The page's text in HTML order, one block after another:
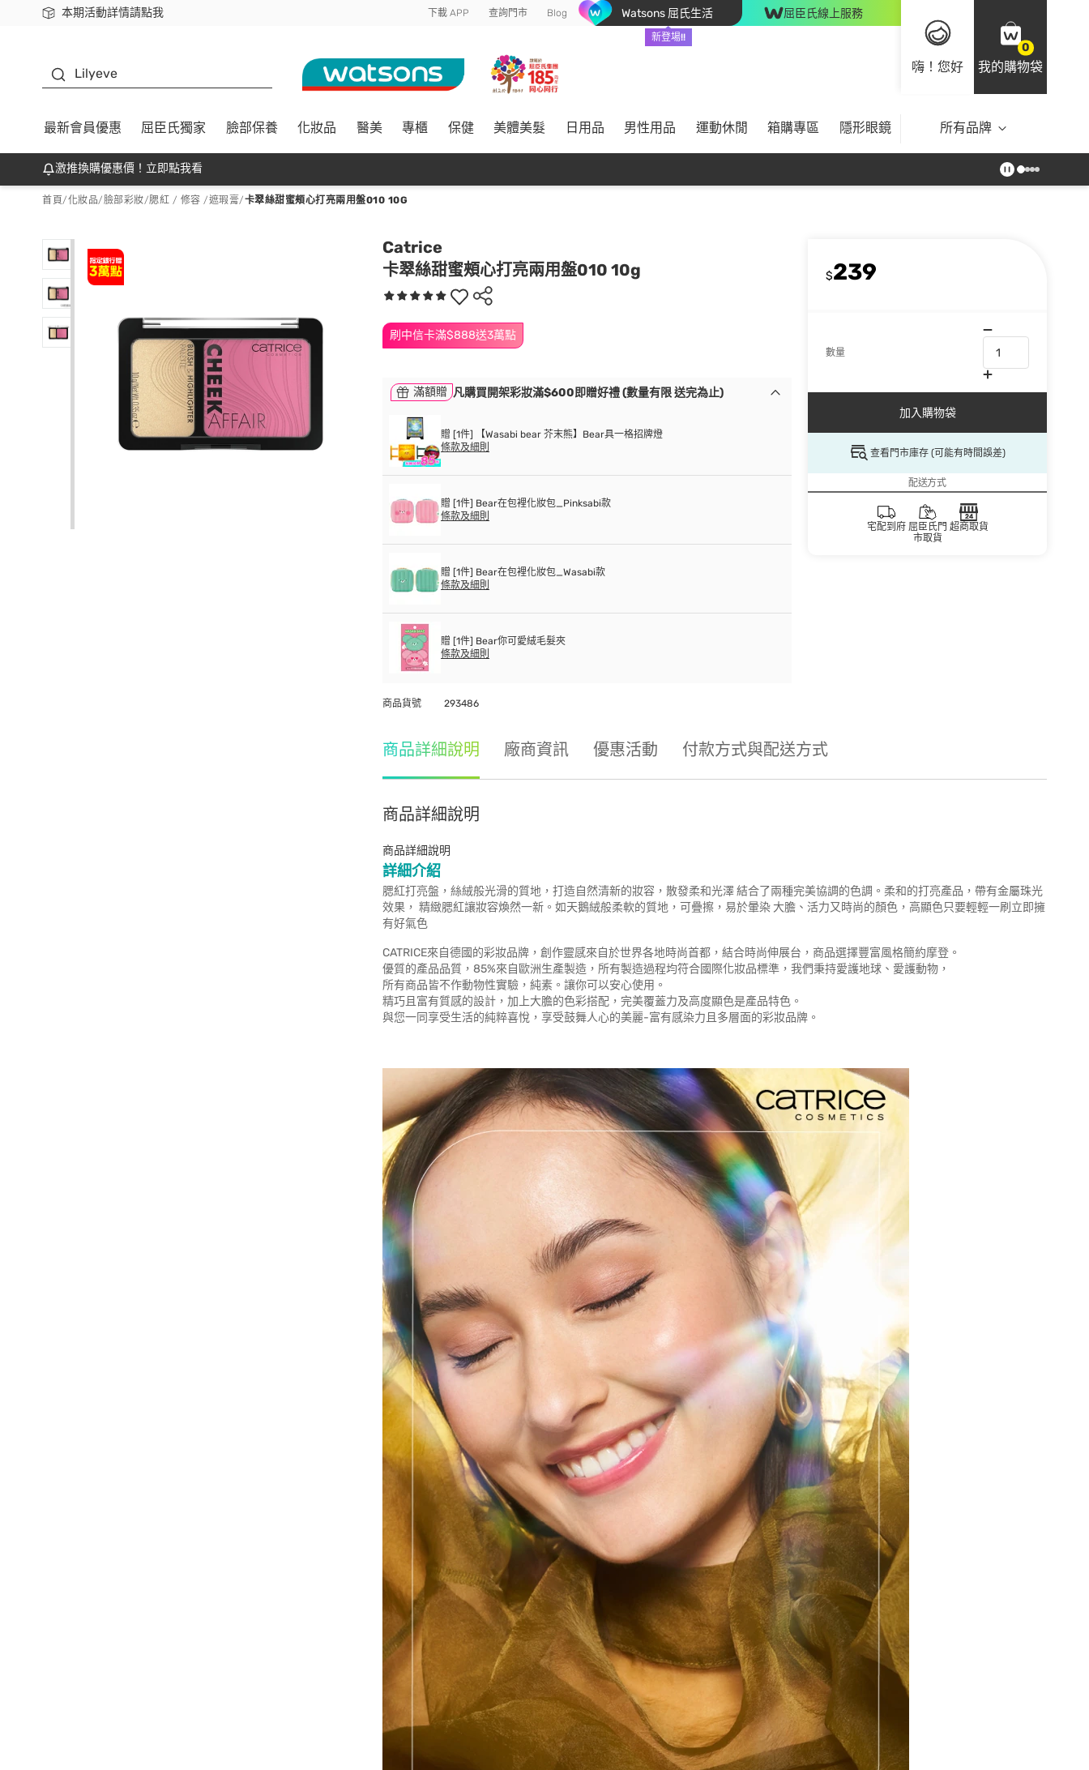
本期活動詳情請點我
下載app最高回饋$350 下載 APP 查詢門市 Blog Watsons 屈氏生活
新登場!!
屈臣氏線上服務
嗨！您好
0
我的購物袋
Lilyeve
最新會員優惠 屈臣氏獨家 臉部保養 化妝品 醫美 專櫃 保健 美體美髮 日用品 男性用品 運動休閒 箱購專區 隱形眼鏡 所有品牌
激推換購優惠價！立即點我看
首頁/化妝品/臉部彩妝/腮紅 / 修容 /遮瑕膏/卡翠絲甜蜜頰心打亮兩用盤010 10G
Catrice
卡翠絲甜蜜頰心打亮兩用盤010 10g
刷中信卡滿$888送3萬點
$239
數量
加入購物袋
查看門市庫存 (可能有時間誤差)
配送方式
宅配到府 屈臣氏門
市取貨
超商取貨
滿額贈 凡購買開架彩妝滿$600即贈好禮 (數量有限 送完為止)
贈 [1件] 【Wasabi bear 芥末熊】Bear具一格招牌燈
條款及細則
贈 [1件] Bear在包裡化妝包_Pinksabi款
條款及細則
贈 [1件] Bear在包裡化妝包_Wasabi款
條款及細則
贈 [1件] Bear你可愛絨毛髮夾
條款及細則
商品貨號 293486
商品詳細說明 廠商資訊 優惠活動 付款方式與配送方式
商品詳細說明
商品詳細說明
詳細介紹
腮紅打亮盤，絲絨般光滑的質地，打造自然清新的妝容，散發柔和光澤 結合了兩種完美協調的色調。柔和的打亮產品，帶有金屬珠光
效果， 精緻腮紅讓妝容煥然一新。如天鵝絨般柔軟的質地，可疊擦，易於暈染 大膽、活力又時尚的顏色，高顯色只要輕輕一刷立即擁
有好氣色
CATRICE來自德國的彩妝品牌，創作靈感來自於世界各地時尚首都，結合時尚伸展台，商品選擇豐富風格簡約摩登。
優質的產品品質，85%來自歐洲生產製造，所有製造過程均符合國際化妝品標準，我們秉持愛護地球、愛護動物，
所有商品皆不作動物性實驗，純素。讓你可以安心使用。
精巧且富有質感的設計，加上大膽的色彩搭配，完美覆蓋力及高度顯色是產品特色。
與您一同享受生活的純粹喜悅，享受鼓舞人心的美麗-富有感染力且多層面的彩妝品牌。